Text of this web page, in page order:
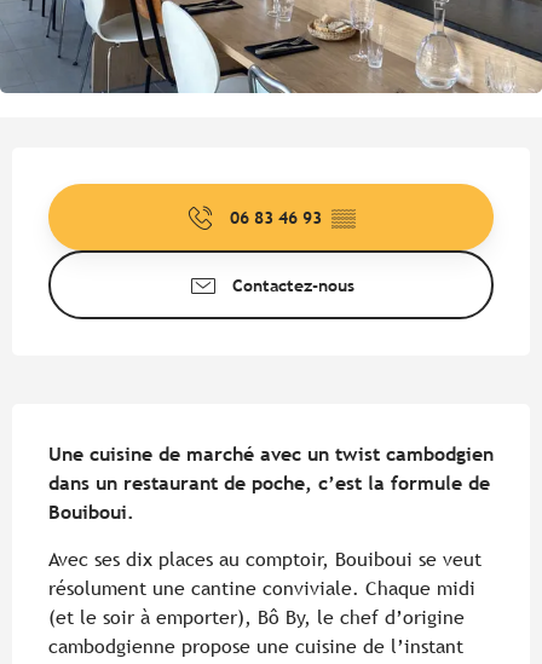
06 83 46 93 ▒▒
Contactez-nous
Une cuisine de marché avec un twist cambodgien
dans un restaurant de poche, c’est la formule de
Bouiboui.
Avec ses dix places au comptoir, Bouiboui se veut
résolument une cantine conviviale. Chaque midi
(et le soir à emporter), Bô By, le chef d’origine
cambodgienne propose une cuisine de l’instant